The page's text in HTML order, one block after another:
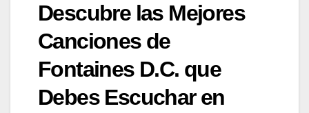
Descubre las Mejores
Canciones de
Fontaines D.C. que
Debes Escuchar en